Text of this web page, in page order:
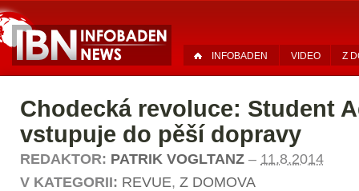
INFOBADEN VIDEO Z
Chodecká revoluce: Student
vstupuje do pěší dopravy
REDAKTOR: PATRIK VOGLTANZ – 11.8.2014
V KATEGORII: REVUE, Z DOMOVA